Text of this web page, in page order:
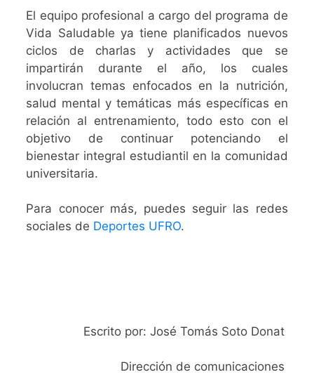
El equipo profesional a cargo del programa de
Vida Saludable ya tiene planificados nuevos
ciclos de charlas y actividades que se
impartirán durante el año, los cuales
involucran temas enfocados en la nutrición,
salud mental y temáticas más específicas en
relación al entrenamiento, todo esto con el
objetivo de continuar potenciando el
bienestar integral estudiantil en la comunidad
universitaria.
Para conocer más, puedes seguir las redes
sociales de Deportes UFRO.
Escrito por: José Tomás Soto Donat
Dirección de comunicaciones